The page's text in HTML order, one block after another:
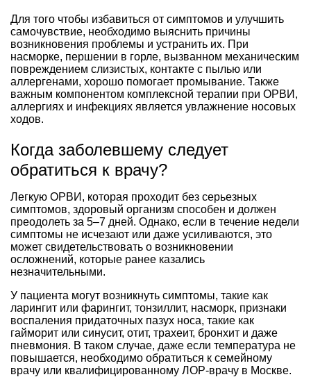
Для того чтобы избавиться от симптомов и улучшить
самочувствие, необходимо выяснить причины
возникновения проблемы и устранить их. При
насморке, першении в горле, вызванном механическим
повреждением слизистых, контакте с пылью или
аллергенами, хорошо помогает промывание. Также
важным компонентом комплексной терапии при ОРВИ,
аллергиях и инфекциях является увлажнение носовых
ходов.
Когда заболевшему следует
обратиться к врачу?
Легкую ОРВИ, которая проходит без серьезных
симптомов, здоровый организм способен и должен
преодолеть за 5–7 дней. Однако, если в течение недели
симптомы не исчезают или даже усиливаются, это
может свидетельствовать о возникновении
осложнений, которые ранее казались
незначительными.
У пациента могут возникнуть симптомы, такие как
ларингит или фарингит, тонзиллит, насморк, признаки
воспаления придаточных пазух носа, такие как
гайморит или синусит, отит, трахеит, бронхит и даже
пневмония. В таком случае, даже если температура не
повышается, необходимо обратиться к семейному
врачу или квалифицированному ЛОР-врачу в Москве.